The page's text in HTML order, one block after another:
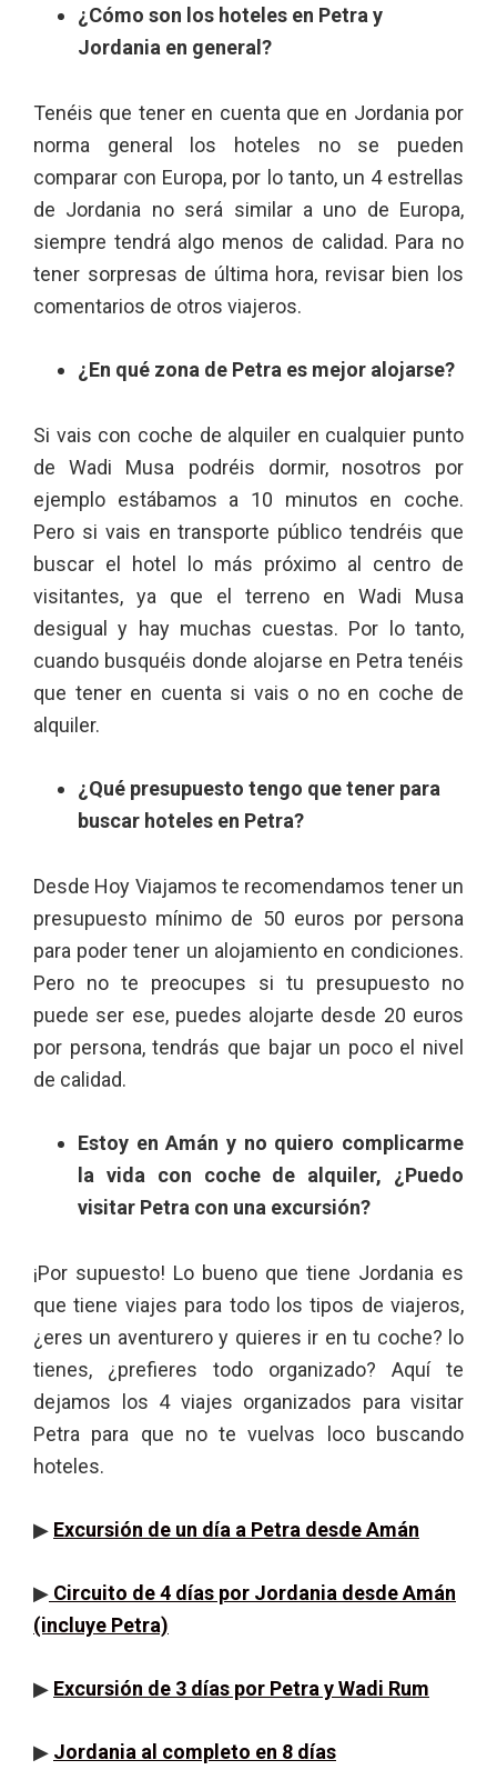
¿Cómo son los hoteles en Petra y
Jordania en general?
Tenéis que tener en cuenta que en Jordania por
norma general los hoteles no se pueden
comparar con Europa, por lo tanto, un 4 estrellas
de Jordania no será similar a uno de Europa,
siempre tendrá algo menos de calidad. Para no
tener sorpresas de última hora, revisar bien los
comentarios de otros viajeros.
¿En qué zona de Petra es mejor alojarse?
Si vais con coche de alquiler en cualquier punto
de Wadi Musa podréis dormir, nosotros por
ejemplo estábamos a 10 minutos en coche.
Pero si vais en transporte público tendréis que
buscar el hotel lo más próximo al centro de
visitantes, ya que el terreno en Wadi Musa
desigual y hay muchas cuestas. Por lo tanto,
cuando busquéis donde alojarse en Petra tenéis
que tener en cuenta si vais o no en coche de
alquiler.
¿Qué presupuesto tengo que tener para
buscar hoteles en Petra?
Desde Hoy Viajamos te recomendamos tener un
presupuesto mínimo de 50 euros por persona
para poder tener un alojamiento en condiciones.
Pero no te preocupes si tu presupuesto no
puede ser ese, puedes alojarte desde 20 euros
por persona, tendrás que bajar un poco el nivel
de calidad.
Estoy en Amán y no quiero complicarme
la vida con coche de alquiler, ¿Puedo
visitar Petra con una excursión?
¡Por supuesto! Lo bueno que tiene Jordania es
que tiene viajes para todo los tipos de viajeros,
¿eres un aventurero y quieres ir en tu coche? lo
tienes, ¿prefieres todo organizado? Aquí te
dejamos los 4 viajes organizados para visitar
Petra para que no te vuelvas loco buscando
hoteles.
▶ Excursión de un día a Petra desde Amán
▶ Circuito de 4 días por Jordania desde Amán
(incluye Petra)
▶ Excursión de 3 días por Petra y Wadi Rum
▶ Jordania al completo en 8 días